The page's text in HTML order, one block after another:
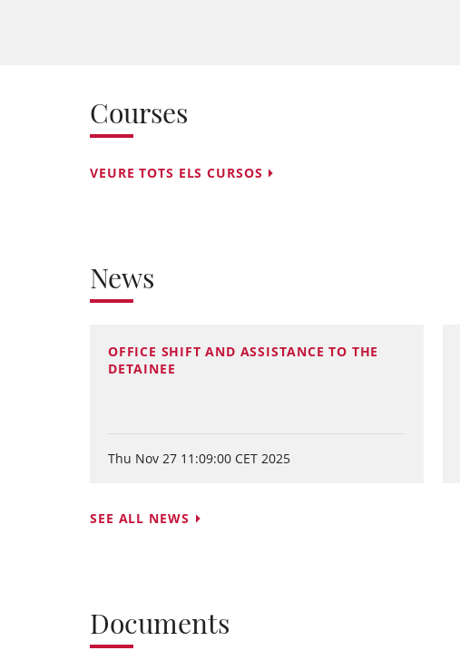
Courses
VEURE TOTS ELS CURSOS
News
OFFICE SHIFT AND ASSISTANCE TO THE
DETAINEE
Thu Nov 27 11:09:00 CET 2025
SEE ALL NEWS
Documents